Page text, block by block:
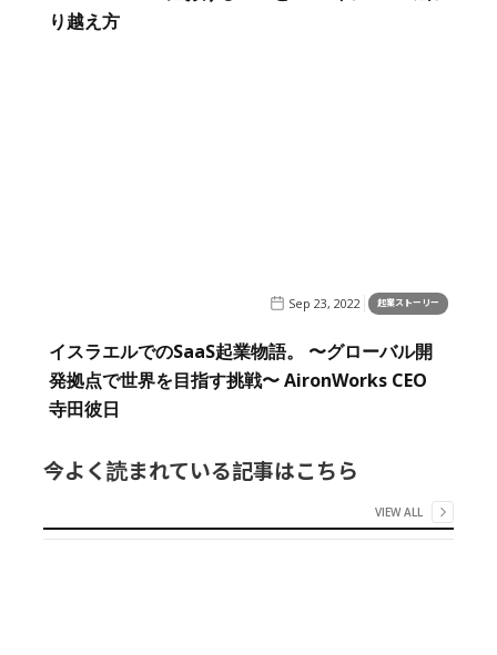
り越え方
Sep 23, 2022 起業ストーリー
イスラエルでのSaaS起業物語。 〜グローバル開
発拠点で世界を目指す挑戦〜 AironWorks CEO
寺田彼日
今よく読まれている記事はこちら
VIEW ALL